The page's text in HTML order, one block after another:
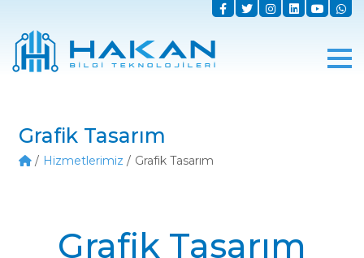
Grafik Tasarım
Hizmetlerimiz Grafik Tasarım
Grafik Tasarım